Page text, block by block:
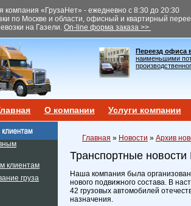
компания «ГрузаНет» - ежедневно с 8:30 до 20:30
по Москве и области, офисный и квартирный
на Газели. On-line форма заказа >>
Переезд офиса
наименьшими
О компании Услуги компании
клиентам
груза
Главная » Новости » Архив
Транспортные
Наша компания была
нового подвижного состава. В
42 грузовых автомобилей
назначения.